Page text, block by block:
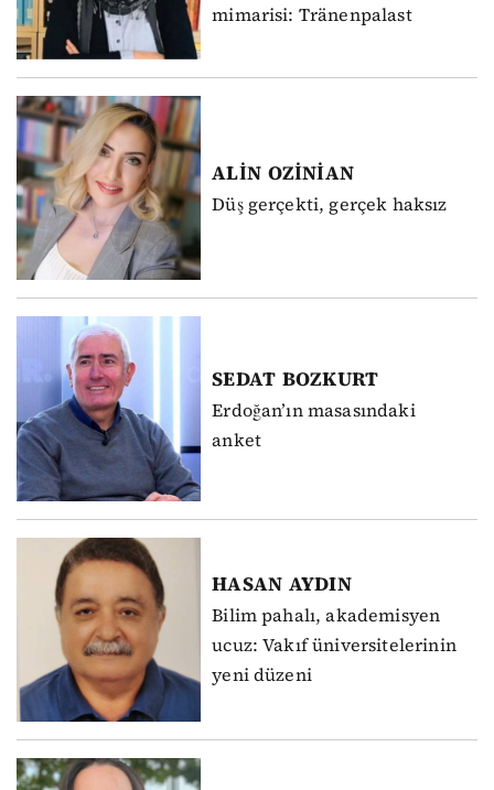
mimarisi: Tränenpalast
ALİN OZİNİAN
Düş gerçekti, gerçek haksız
SEDAT BOZKURT
Erdoğan’ın masasındaki
anket
HASAN AYDIN
Bilim pahalı, akademisyen
ucuz: Vakıf üniversitelerinin
yeni düzeni